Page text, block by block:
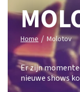
Home / Molotov
Er zijn
nieuwe shows